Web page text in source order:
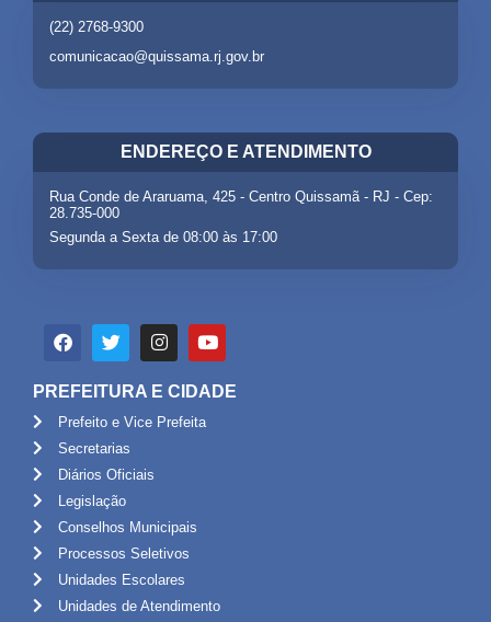
(22) 2768-9300
comunicacao@quissama.rj.gov.br
ENDEREÇO E ATENDIMENTO
Rua Conde de Araruama, 425 - Centro Quissamã - RJ - Cep:
28.735-000
Segunda a Sexta de 08:00 às 17:00
PREFEITURA E CIDADE
Prefeito e Vice Prefeita
Secretarias
Diários Oficiais
Legislação
Conselhos Municipais
Processos Seletivos
Unidades Escolares
Unidades de Atendimento